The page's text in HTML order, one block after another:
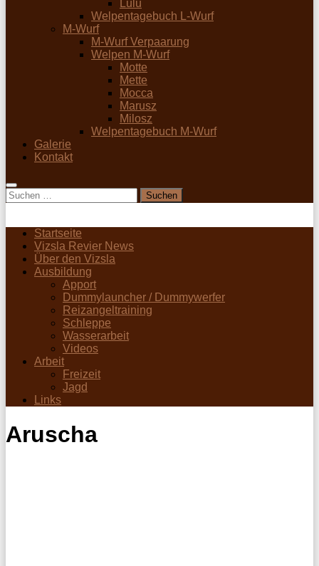
Lulu
Welpentagebuch L-Wurf
M-Wurf
M-Wurf Verpaarung
Welpen M-Wurf
Motte
Mette
Mocca
Marusz
Milosz
Welpentagebuch M-Wurf
Galerie
Kontakt
Suchen
nach:
Startseite
Vizsla Revier News
Über den Vizsla
Ausbildung
Apport
Dummylauncher / Dummywerfer
Reizangeltraining
Schleppe
Wasserarbeit
Videos
Arbeit
Freizeit
Jagd
Links
Aruscha